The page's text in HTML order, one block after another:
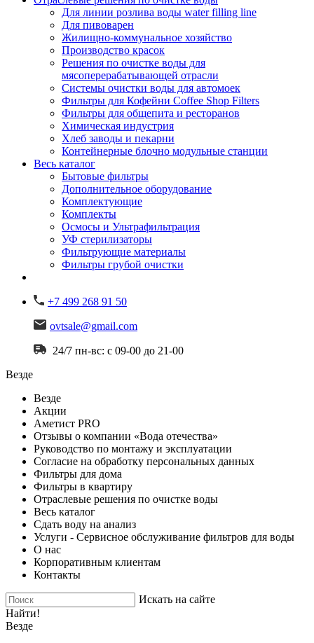
Для линии розлива воды water filling line
Для пивоварен
Жилищно-коммунальное хозяйство
Производство красок
Решения по очистке воды для
мясоперерабатывающей отрасли
Системы очистки воды для автомоек
Фильтры для Кофейни Coffee Shop Filters
Фильтры для общепита и ресторанов
Химическая индустрия
Хлеб заводы и пекарни
Контейнерные блочно модульные станции
Весь каталог
Бытовые фильтры
Дополнительное оборудование
Комплектующие
Комплекты
Осмосы и Ультрафильтрация
УФ стерилизаторы
Фильтрующие материалы
Фильтры грубой очистки
+7 499 268 91 50
ovtsale@gmail.com
24/7 пн-вс: с 09-00 до 21-00
Везде
Везде
Акции
Аметист PRO
Отзывы о компании «Вода отечества»
Руководство по монтажу и эксплуатации
Согласие на обработку персональных данных
Фильтры для дома
Фильтры в квартиру
Отраслевые решения по очистке воды
Весь каталог
Сдать воду на анализ
Услуги - Сервисное обслуживание фильтров для воды
О нас
Корпоративным клиентам
Контакты
Искать на сайте
Найти!
Везде